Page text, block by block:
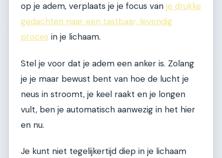
op je adem, verplaats je je focus van je drukke
gedachten naar een tastbaar, levendig
proces in je lichaam.
Stel je voor dat je adem een anker is. Zolang
je je maar bewust bent van hoe de lucht je
neus in stroomt, je keel raakt en je longen
vult, ben je automatisch aanwezig in het hier
en nu.
Je kunt niet tegelijkertijd diep in je lichaam